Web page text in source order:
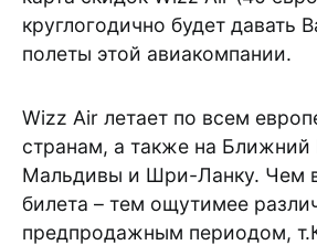
круглогодично будет давать
полеты этой авиакомпании.
Wizz Air летает по всем
странам, а также на Ближний
Мальдивы и Шри-Ланку. Чем
билета – тем ощутимее
предпродажным периодом,